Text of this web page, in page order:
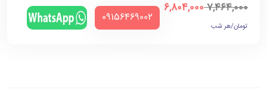
7,464,000
6,804,000
تومان/هر شب
‪09156469002‬